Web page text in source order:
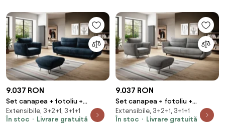
9.037 RON
Set canapea + fotoliu +
taburet Silva Nube 40
Extensibile, 3+2+1, 3+1+1
În stoc
Livrare gratuită
9.037 RON
Set canapea + fotoliu +
taburet Silva Nube 3
Extensibile, 3+2+1, 3+1+1
În stoc
Livrare gratuită